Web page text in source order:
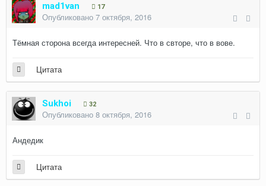
mad1van 17
Опубликовано 7 октября, 2016
Тёмная сторона всегда интересней. Что в свторе, что в вове.
Цитата
Sukhoi 32
Опубликовано 8 октября, 2016
Андедик
Цитата